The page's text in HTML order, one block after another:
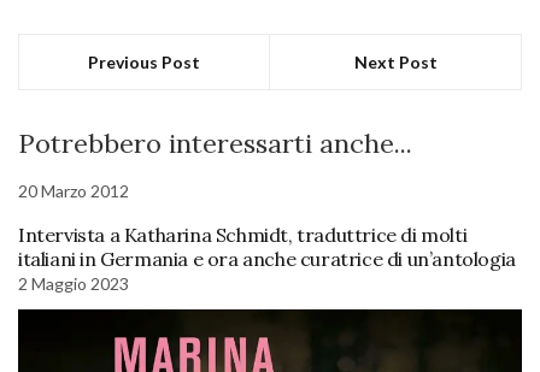
Previous Post Next Post
Potrebbero interessarti anche...
20 Marzo 2012
Intervista a Katharina Schmidt, traduttrice di molti
italiani in Germania e ora anche curatrice di un’antologia
2 Maggio 2023